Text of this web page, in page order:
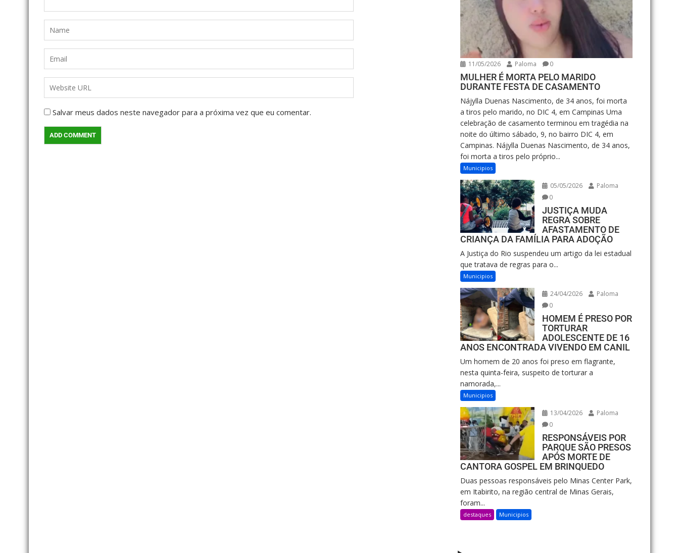
Salvar meus dados neste navegador para a próxima vez que eu comentar.
11/05/2026 Paloma 0
MULHER É MORTA PELO MARIDO
DURANTE FESTA DE CASAMENTO
Nájylla Duenas Nascimento, de 34 anos, foi morta
a tiros pelo marido, no DIC 4, em Campinas Uma
celebração de casamento terminou em tragédia na
noite do último sábado, 9, no bairro DIC 4, em
Campinas. Nájylla Duenas Nascimento, de 34 anos,
foi morta a tiros pelo próprio...
Municipios
05/05/2026
Paloma
0
JUSTIÇA MUDA
REGRA SOBRE
AFASTAMENTO DE
CRIANÇA DA FAMÍLIA PARA ADOÇÃO
A Justiça do Rio suspendeu um artigo da lei estadual
que tratava de regras para o...
Municipios
24/04/2026
Paloma
0
HOMEM É PRESO POR
TORTURAR
ADOLESCENTE DE 16
ANOS ENCONTRADA VIVENDO EM CANIL
Um homem de 20 anos foi preso em flagrante,
nesta quinta-feira, suspeito de torturar a
namorada,...
Municipios
13/04/2026
Paloma
0
RESPONSÁVEIS POR
PARQUE SÃO PRESOS
APÓS MORTE DE
CANTORA GOSPEL EM BRINQUEDO
Duas pessoas responsáveis pelo Minas Center Park,
em Itabirito, na região central de Minas Gerais,
foram...
destaques Municipios